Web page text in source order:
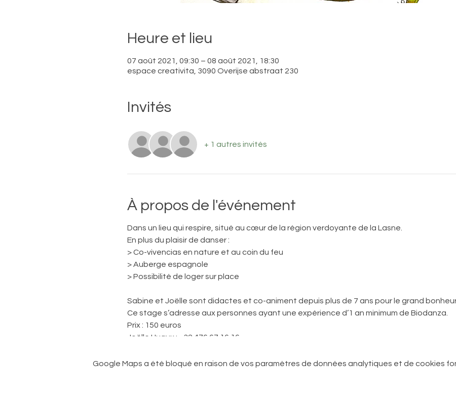
Heure et lieu
07 août 2021, 09:30 – 08 août 2021, 18:30
espace creativita, 3090 Overijse abstraat 230
Invités
+ 1 autres invités
À propos de l'événement
Dans un lieu qui respire, situé au cœur de la région verdoyante de la Lasne.
En plus du plaisir de danser :
> Co-vivencias en nature et au coin du feu
> Auberge espagnole
> Possibilité de loger sur place
Sabine et Joëlle sont didactes et co-animent depuis plus de 7 ans pour le grand
Ce stage s’adresse aux personnes ayant une expérience d’1 an minimum de Biodanza.
Prix : 150 euros
Joëlle Huaux : +32 476 67 16 16
Google Maps a été bloqué en raison de vos paramètres de données analytiques et de cookies